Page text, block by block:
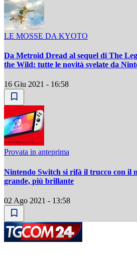
LE MOSSE DA KYOTO
Da Metroid Dread al sequel di The
the Wild: tutte le novità svelate da
16 Giu 2021 - 16:58
Provata in anteprima
Nintendo Switch si rifà il trucco con il
grande, più brillante
02 Ago 2021 - 13:58